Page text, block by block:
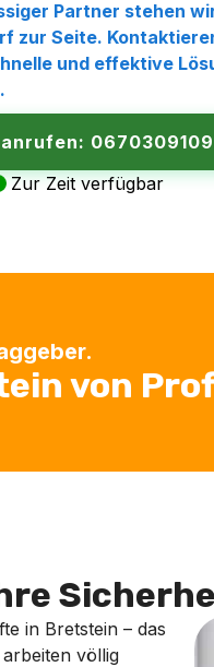
Partner stehen
zur Seite.
und effektive
Zur Zeit verfügbar
von
in Bretstein – das
völlig